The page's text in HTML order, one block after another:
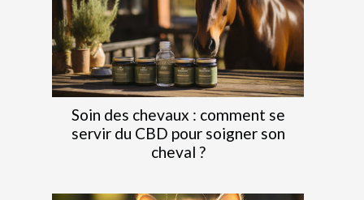
Soin des chevaux : comment se
servir du CBD pour soigner son
cheval ?